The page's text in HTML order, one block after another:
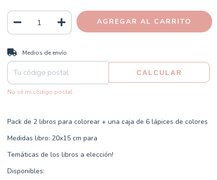
Entregas para el CP:
Medios de envío
CALCULAR
No sé mi código postal
Pack de 2 libros para colorear + una caja de 6 lápices de colores
Medidas libro: 20x15 cm para
Temáticas de los libros a elección!
Disponibles: